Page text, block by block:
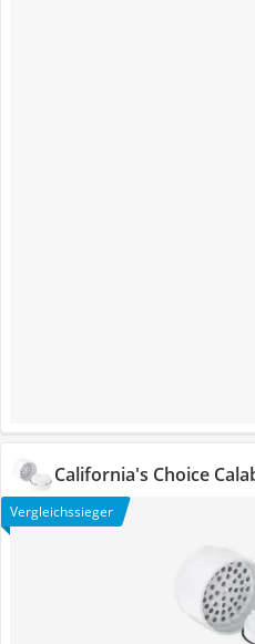
California's Choice
Vergleichssieger